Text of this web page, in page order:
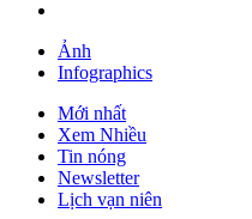
Ảnh
Infographics
Mới nhất
Xem Nhiều
Tin nóng
Newsletter
Lịch vạn niên